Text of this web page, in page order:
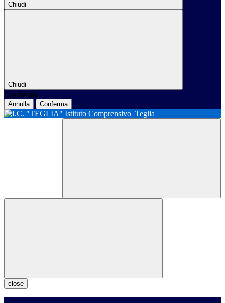
Chiudi
Chiudi
Conferma
Annulla Conferma
Istituto Comprensivo Teglia
close